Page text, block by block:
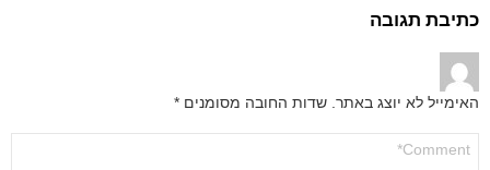
כתיבת תגובה
האימייל לא יוצג באתר. שדות החובה מסומנים *
שלך